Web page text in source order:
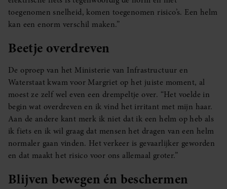
toegenomen snelheid, komen toegenomen risico’s. Een helm
kan een enorm verschil maken.”
Beetje overdreven
De oproep van het Ministerie van Infrastructuur en
Waterstaat kwam voor Margriet op het juiste moment, al
moest ze zelf wel even een drempeltje over. “Het voelde in
begin wat overdreven en ik vind het irritant met mijn haar.
Aan de andere kant merk ik niet dat ik een helm op heb als
ik fiets en ik wil graag dat mensen het dragen van een helm
normaler gaan vinden. Het verkeer is gevaarlijker geworden
en dat maakt het risico voor ons allemaal groter.”
Blijven bewegen én beschermen